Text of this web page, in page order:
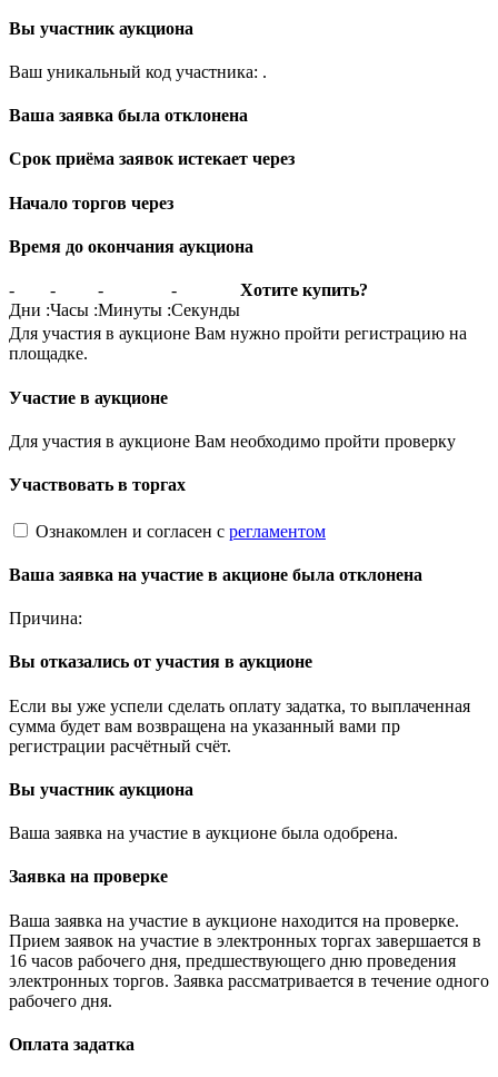
Вы участник аукциона
Ваш уникальный код участника: .
Ваша заявка была отклонена
Срок приёма заявок истекает через
Начало торгов через
Время до окончания аукциона
-
Дни :
-
Часы :
-
Минуты :
-
Секунды
Хотите купить?
Для участия в аукционе Вам нужно пройти регистрацию на
площадке.
Участие в аукционе
Для участия в аукционе Вам необходимо пройти проверку
Участвовать в торгах
Ознакомлен и согласен с регламентом
Ваша заявка на участие в акционе была отклонена
Причина:
Вы отказались от участия в аукционе
Если вы уже успели сделать оплату задатка, то выплаченная
сумма будет вам возвращена на указанный вами пр
регистрации расчётный счёт.
Вы участник аукциона
Ваша заявка на участие в аукционе была одобрена.
Заявка на проверке
Ваша заявка на участие в аукционе находится на проверке.
Прием заявок на участие в электронных торгах завершается в
16 часов рабочего дня, предшествующего дню проведения
электронных торгов. Заявка рассматривается в течение одного
рабочего дня.
Оплата задатка